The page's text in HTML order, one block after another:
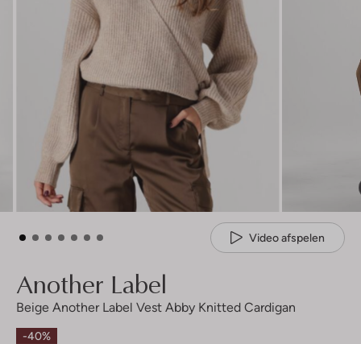
Video afspelen
Another Label
Beige Another Label Vest Abby Knitted Cardigan
-40%